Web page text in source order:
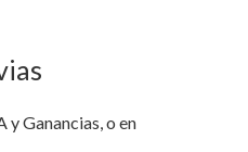
y Ganancias, o en